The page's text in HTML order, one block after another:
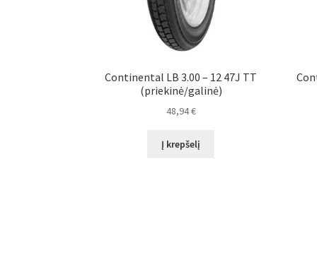
Continental LB 3.00 – 12 47J TT
(priekinė/galinė)
48,94€
Į krepšelį